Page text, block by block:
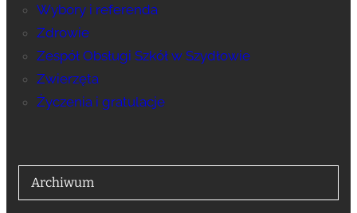
Wybory i referenda
Zdrowie
Zespół Obsługi Szkół w Szydłowie
Zwierzęta
Życzenia i gratulacje
Archiwum